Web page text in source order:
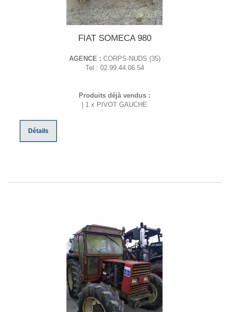
FIAT SOMECA 980
AGENCE : CORPS-NUDS (35)
Tel : 02.99.44.06.54
Produits déjà vendus :
| 1 x PIVOT GAUCHE
Détails